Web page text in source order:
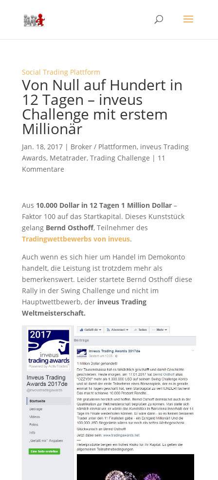
Social Trading Plattform
Von Null auf Hundert in
12 Tagen – inveus
Challenge mit erstem
Millionär
Jan. 18, 2017| Broker / Plattformen, inveus Trading
Awards, Metatrader, Trading Challenge | 11
Kommentare
Aus 10.000 Dollar in 12 Tagen 1 Million Dollar–
Faktor 100 auf das Startkapital. Dieses Kunststück
gelang Bernd Osthoff, Teilnehmer des
Tradingwettbewerbs von inveus.
Auch wenn es sich hier um Handel im Demokonto
handelt, die Leistung ist trotzdem mehr als
bemerkenswert. Leider startete Bernd Osthoff diese
Rally in der Swing Challenge und nicht im
Hauptwettbewerb, der inveus Trading
Weltmeisterschaft.